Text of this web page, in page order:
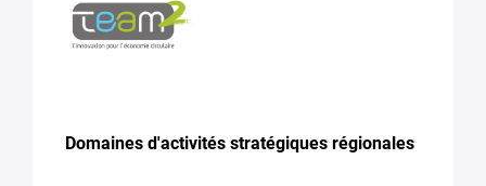
Domaines d'activités stratégiques régionales